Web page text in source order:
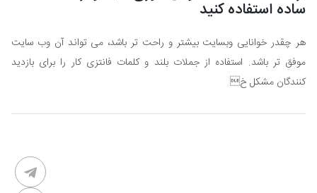
ساده استفاده کنید
هر چقدر خوانایی وبسایت بیشتر و راحت تر باشد، می تواند آن وب سایت
موفق تر باشد. استفاده از جملات بلند و کلمات فانتزی کار را برای بازدید
کنندگان مشکل خ